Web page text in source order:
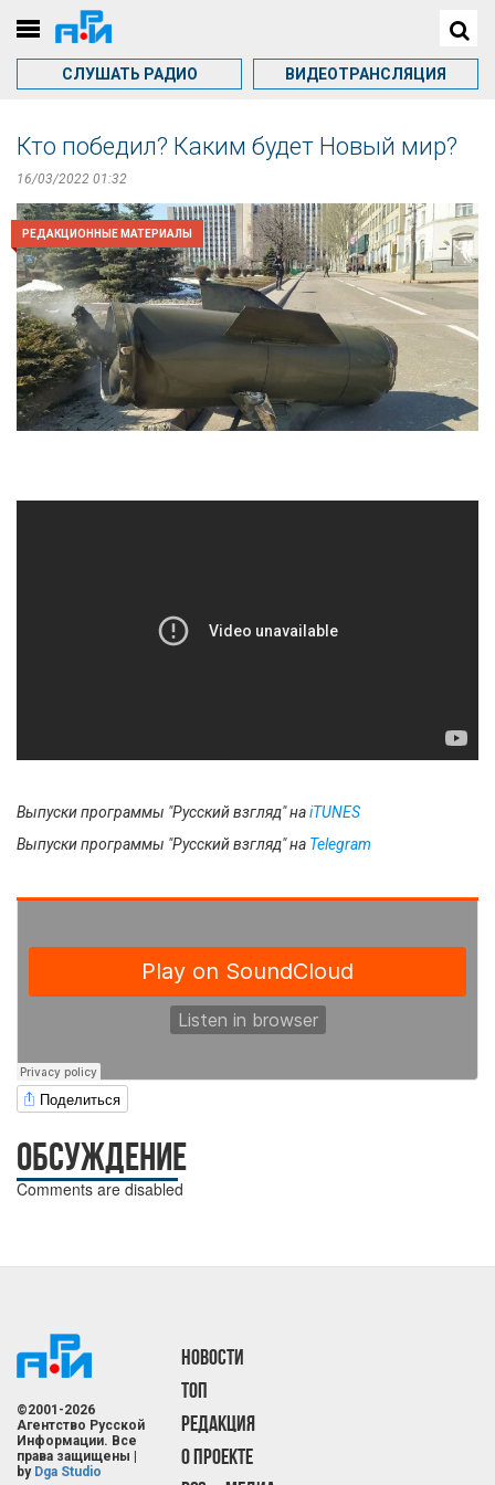
СЛУШАТЬ РАДИО ВИДЕОТРАНСЛЯЦИЯ
Кто победил? Каким будет Новый мир?
16/03/2022 01:32
РЕДАКЦИОННЫЕ МАТЕРИАЛЫ
Выпуски программы "Русский взгляд" наiTUNES
Выпуски программы "Русский взгляд" на Telegram
Поделиться
ОБСУЖДЕНИЕ
Comments are disabled
©2001-2026
Агентство Русской
Информации. Все
права защищены |
by Dga Studio
НОВОСТИ
ТОП
РЕДАКЦИЯ
О ПРОЕКТЕ